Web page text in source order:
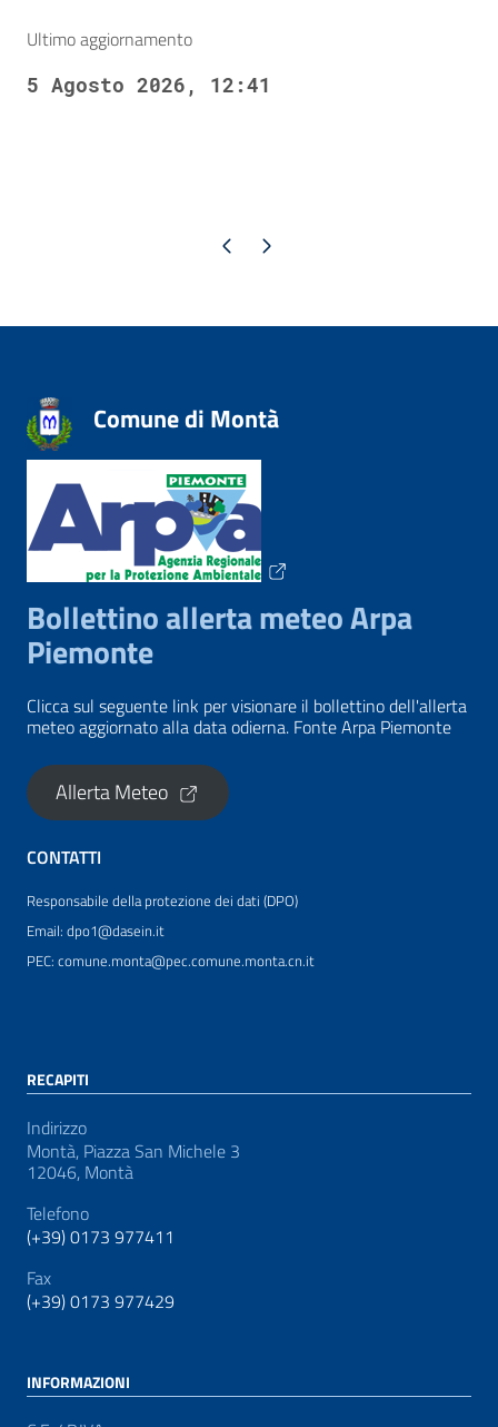
Ultimo aggiornamento
5 Agosto 2026, 12:41
Pagina precedente
Pagina successiva
Comune di Montà
Bollettino allerta meteo Arpa
Piemonte
Clicca sul seguente link per visionare il bollettino dell'allerta
meteo aggiornato alla data odierna. Fonte Arpa Piemonte
Allerta Meteo
CONTATTI
Responsabile della protezione dei dati (DPO)
Email: dpo1@dasein.it
PEC: comune.monta@pec.comune.monta.cn.it
RECAPITI
Indirizzo
Montà, Piazza San Michele 3
12046, Montà
Telefono
(+39) 0173 977411
Fax
(+39) 0173 977429
INFORMAZIONI